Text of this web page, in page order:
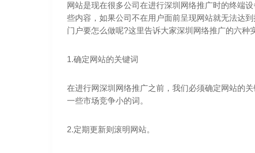
网站是现在很多公司在进行深圳网络推广时的终端
些内容，如果公司不在用户面前呈现网站就无法达
门户要怎么做呢?这里告诉大家深圳网络推广的六种
1.确定网站的关键词
在进行网深圳网络推广之前，我们必须确定网站的
一些市场竞争小的词。
2.定期更新则滚明网站。